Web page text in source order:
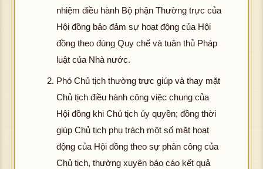
nhiệm điều hành Bộ phận Thường trực của
Hội đồng bảo đảm sự hoạt động của Hội
đồng theo đúng Quy chế và tuân thủ Pháp
luật của Nhà nước.
Phó Chủ tịch thường trực giúp và thay mặt
Chủ tịch điều hành công việc chung của
Hội đồng khi Chủ tịch ủy quyền; đồng thời
giúp Chủ tịch phụ trách một số mặt hoạt
động của Hội đồng theo sự phân công của
Chủ tịch, thường xuyên báo cáo kết quả